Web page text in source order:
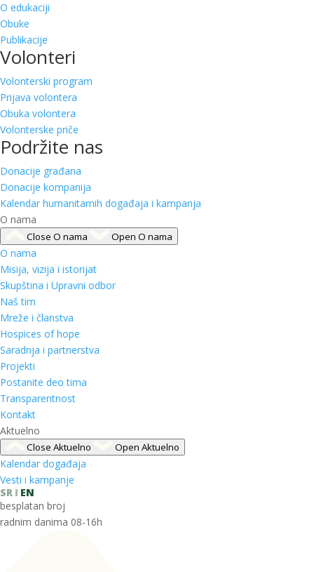
O edukaciji
Obuke
Publikacije
Volonteri
Volonterski program
Prijava volontera
Obuka volontera
Volonterske priče
Podržite nas
Donacije građana
Donacije kompanija
Kalendar humanitarnih događaja i kampanja
O nama
Close O nama Open O nama
O nama
Misija, vizija i istorijat
Skupština i Upravni odbor
Naš tim
Mreže i članstva
Hospices of hope
Saradnja i partnerstva
Projekti
Postanite deo tima
Transparentnost
Kontakt
Aktuelno
Close Aktuelno Open Aktuelno
Kalendar događaja
Vesti i kampanje
SR
EN
besplatan broj
radnim danima 08-16h